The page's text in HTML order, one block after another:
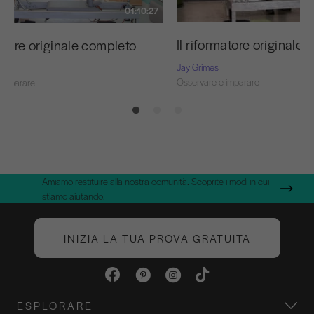
01:10:27
originale completo Il riformatore originale
Jay Grimes
Osservare e imparare
Amiamo restituire alla nostra comunità. Scoprite i modi in cui
stiamo aiutando.
INIZIA LA TUA PROVA GRATUITA
ESPLORARE